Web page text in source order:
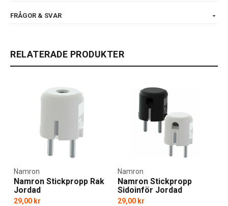
FRÅGOR & SVAR
RELATERADE PRODUKTER
Namron Stickpropp Rak
Jordad
Namron
29,00 kr
Namron Stickpropp
Sidoinför Jordad
Namron
29,00 kr